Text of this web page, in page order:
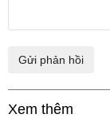
Xem thêm